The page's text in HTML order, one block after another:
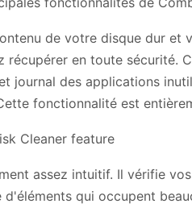
de votre disque dur et
récupérer en toute sécurité.
journal des applications
fonctionnalité est
assez intuitif. Il vérifie
d'éléments qui occupent